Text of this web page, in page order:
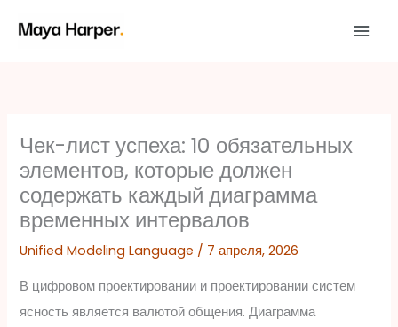
Чек-лист успеха: 10 обязательных
элементов, которые должен
содержать каждый диаграмма
временных интервалов
Unified Modeling Language / 7 апреля, 2026
В цифровом проектировании и проектировании систем
ясность является валютой общения. Диаграмма